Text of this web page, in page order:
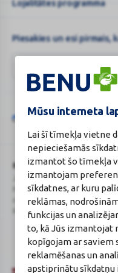
Mūsu interneta
Lai šī tīmekļa vietne
nepieciešamās
izmantot šo tīmekļa
izmantojam
sīkdatnes, ar kuru
reklāmas,
funkcijas un
to, kā Jūs izmantojat
kopīgojam ar saviem
reklamēšanas un
apstiprinātu sīkdatņu
Lojalitātes programma
Piesakies un esi pirmais,
Google
reCAPTCHA
Šo vietni aizsargā
BENU Aptieka Latvija, SIA
Juridiskā adrese / Faktiskā
Noliktavu iela 5, Dreiliņi,
novads, LV-2130
Reģistrācijas Nr.: 40003252167